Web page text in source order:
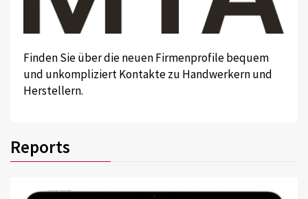
Finden Sie über die neuen Firmenprofile bequem
und unkompliziert Kontakte zu Handwerkern und
Herstellern.
Reports